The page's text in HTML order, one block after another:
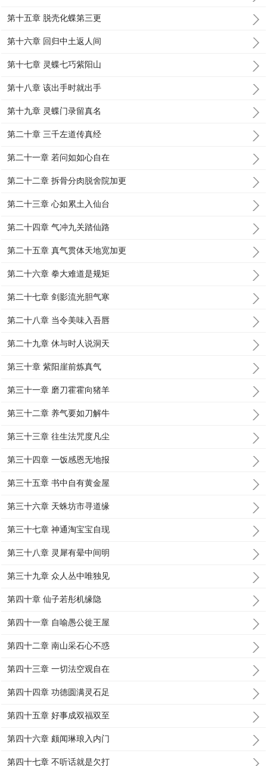
第十五章 脱壳化蝶第三更
第十六章 回归中土返人间
第十七章 灵蝶七巧紫阳山
第十八章 该出手时就出手
第十九章 灵蝶门录留真名
第二十章 三千左道传真经
第二十一章 若问如如心自在
第二十二章 拆骨分肉脱舍院加更
第二十三章 心如累土入仙台
第二十四章 气冲九关踏仙路
第二十五章 真气贯体天地宽加更
第二十六章 拳大难道是规矩
第二十七章 剑影流光胆气寒
第二十八章 当令美味入吾唇
第二十九章 休与时人说洞天
第三十章 紫阳崖前炼真气
第三十一章 磨刀霍霍向猪羊
第三十二章 养气要如刀解牛
第三十三章 往生法咒度凡尘
第三十四章 一饭感恩无地报
第三十五章 书中自有黄金屋
第三十六章 天蛛坊市寻道缘
第三十七章 神通淘宝宝自现
第三十八章 灵犀有晕中间明
第三十九章 众人丛中唯独见
第四十章 仙子若彤机缘隐
第四十一章 自喻愚公徙王屋
第四十二章 南山采石心不惑
第四十三章 一切法空观自在
第四十四章 功德圆满灵石足
第四十五章 好事成双福双至
第四十六章 颇闻琳琅入内门
第四十七章 不听话就是欠打